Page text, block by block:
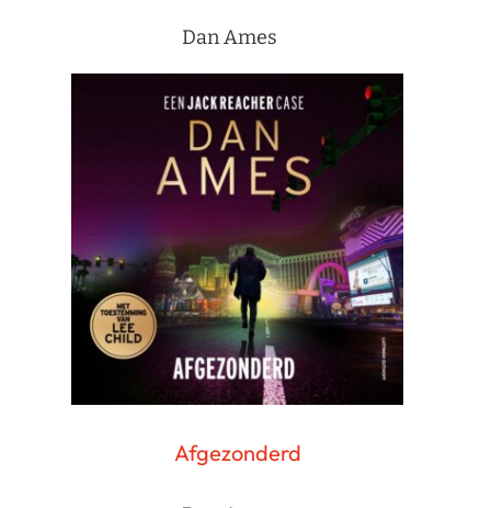
Dan Ames
Afgezonderd